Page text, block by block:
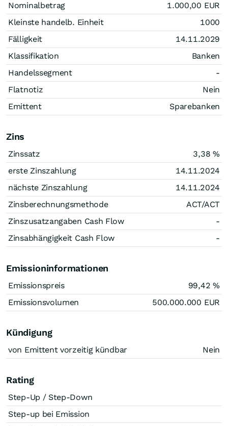
Nominalbetrag
1.000,00 EUR
Kleinste handelb. Einheit
1000
Fälligkeit
14.11.2029
Klassifikation
Banken
Handelssegment
-
Flatnotiz
Nein
Emittent
Sparebanken
Zins
Zinssatz 3,38 %
erste Zinszahlung
14.11.2024
nächste Zinszahlung
14.11.2024
Zinsberechnungsmethode
ACT/ACT
Zinszusatzangaben Cash Flow
-
Zinsabhängigkeit Cash Flow
-
Emissioninformationen
Emissionspreis 99,42 %
Emissionsvolumen
500.000.000 EUR
Kündigung
von Emittent vorzeitig kündbar Nein
Rating
Step-Up / Step-Down
Step-up bei Emission